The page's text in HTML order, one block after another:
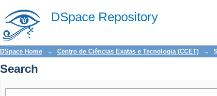
DSpace Repository
Search
DSpace Home → Centro de Ciências Exatas e Tecnologia (CCET) →
Search